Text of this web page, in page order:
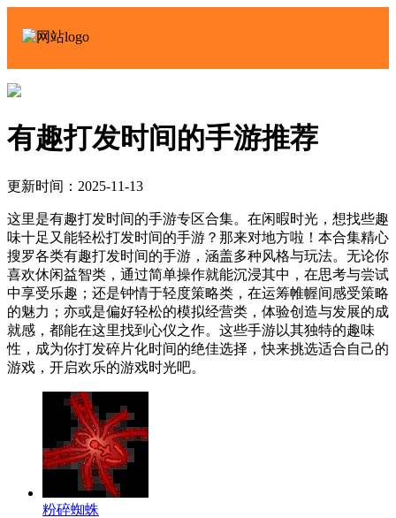
有趣打发时间的手游推荐
更新时间：2025-11-13
这里是有趣打发时间的手游专区合集。在闲暇时光，想找些趣
味十足又能轻松打发时间的手游？那来对地方啦！本合集精心
搜罗各类有趣打发时间的手游，涵盖多种风格与玩法。无论你
喜欢休闲益智类，通过简单操作就能沉浸其中，在思考与尝试
中享受乐趣；还是钟情于轻度策略类，在运筹帷幄间感受策略
的魅力；亦或是偏好轻松的模拟经营类，体验创造与发展的成
就感，都能在这里找到心仪之作。这些手游以其独特的趣味
性，成为你打发碎片化时间的绝佳选择，快来挑选适合自己的
游戏，开启欢乐的游戏时光吧。
粉碎蜘蛛